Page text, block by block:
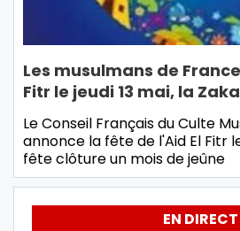
Les musulmans de
Fitr le jeudi 13 mai, la
Le Conseil Français du Culte
annonce la fête de l'Aid El Fitr
fête clôture un mois de jeûne
EN DIRECT